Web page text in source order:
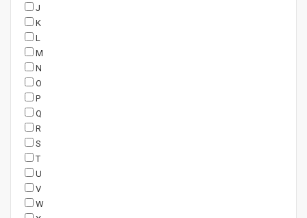
J
K
L
M
N
O
P
Q
R
S
T
U
V
W